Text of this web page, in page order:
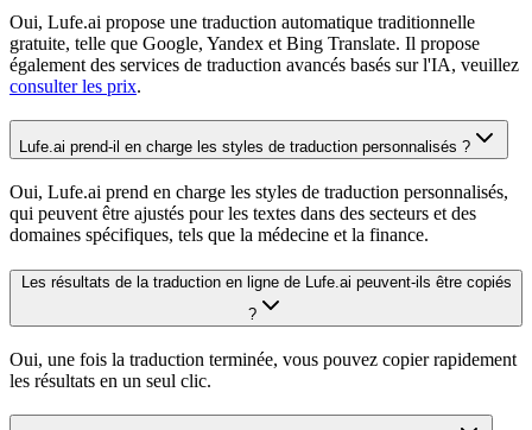
Oui, Lufe.ai propose une traduction automatique traditionnelle
gratuite, telle que Google, Yandex et Bing Translate. Il propose
également des services de traduction avancés basés sur l'IA, veuillez
consulter les prix.
Lufe.ai prend-il en charge les styles de traduction personnalisés ?
Oui, Lufe.ai prend en charge les styles de traduction personnalisés,
qui peuvent être ajustés pour les textes dans des secteurs et des
domaines spécifiques, tels que la médecine et la finance.
Les résultats de la traduction en ligne de Lufe.ai peuvent-ils être copiés
?
Oui, une fois la traduction terminée, vous pouvez copier rapidement
les résultats en un seul clic.